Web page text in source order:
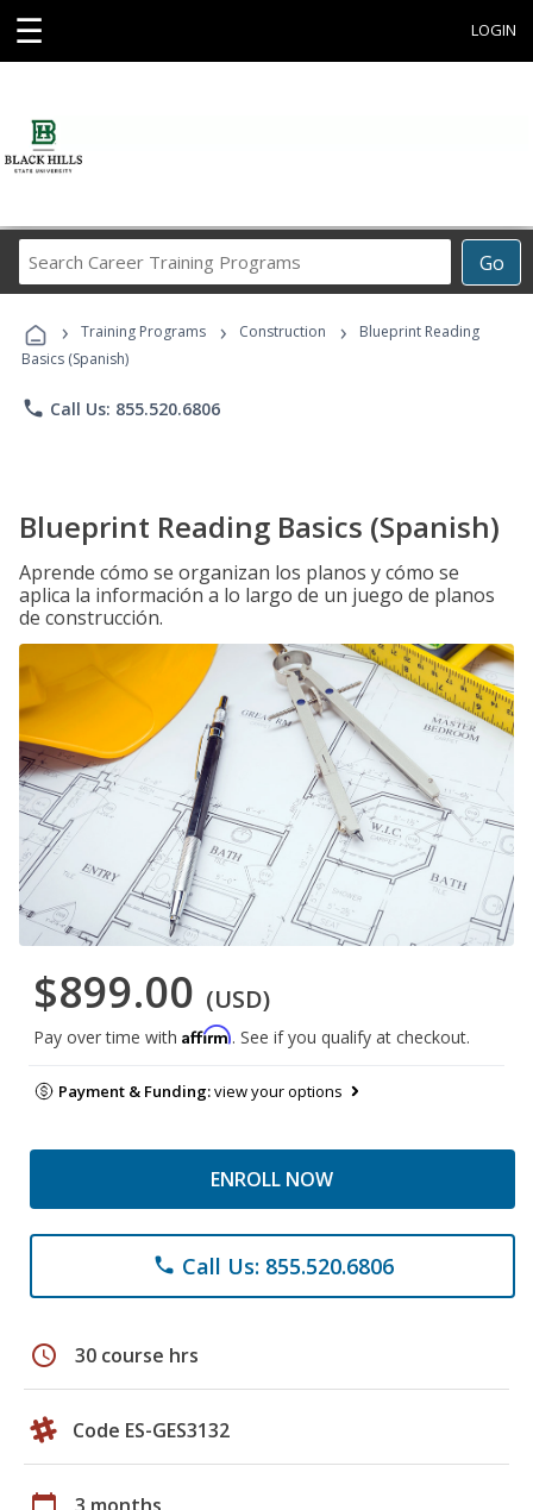
☰ LOGIN
Go
Career
Programs
› Training Programs › Construction ›
Blueprint Reading
Basics (Spanish)
phone Call Us: 855.520.6806
Blueprint Reading Basics (Spanish)
Aprende cómo se organizan los planos y cómo se
aplica la información a lo largo de un juego de planos
de construcción.
$899.00 (USD)
Pay over time with Affirm. See if you qualify at checkout.
Payment & Funding:view your options
ENROLL NOW
phone Call Us: 855.520.6806
schedule 30 course hrs
Code ES-GES3132